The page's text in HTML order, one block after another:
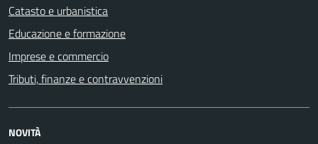
Catasto e urbanistica
Educazione e formazione
Imprese e commercio
Tributi, finanze e contravvenzioni
NOVITÀ